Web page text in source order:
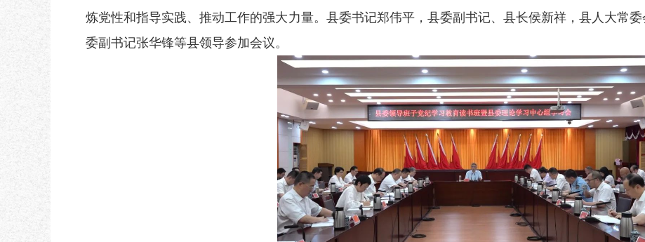
炼党性和指导实践、推动工作的强大力量。县委书记郑伟平，县委副书记、县长侯新祥，县人大常
委副书记张华锋等县领导参加会议。